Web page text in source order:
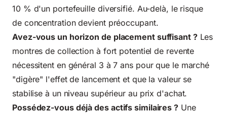
10 % d'un portefeuille diversifié. Au-delà, le risque
de concentration devient préoccupant.
Avez-vous un horizon de placement suffisant ?Les
montres de collection à fort potentiel de revente
nécessitent en général 3 à 7 ans pour que le marché
"digère" l'effet de lancement et que la valeur se
stabilise à un niveau supérieur au prix d'achat.
Possédez-vous déjà des actifs similaires ?Une